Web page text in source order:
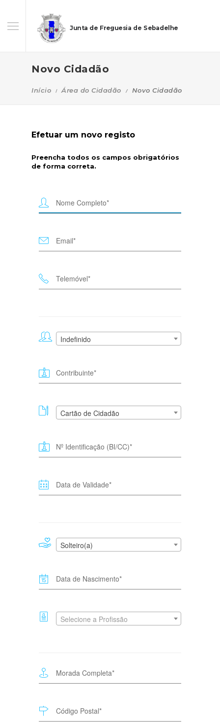
Junta de Freguesia de Sebadelhe
Novo Cidadão
Início Área do Cidadão Novo Cidadão
Efetuar um novo registo
Preencha todos os campos obrigatórios
de forma correta.
Indefinido
Cartão de Cidadão
Solteiro(a)
Selecione a Profissão